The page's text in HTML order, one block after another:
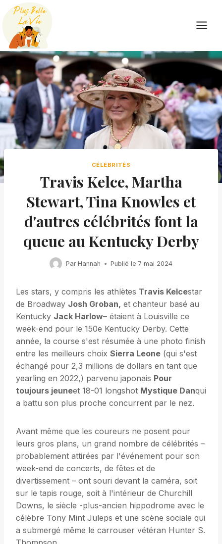
Skip
content
CÉLÉBRITÉS
Travis Kelce, Martha
Stewart, Tina Knowles et
d'autres célébrités font la
queue au Kentucky Derby
Par Hannah Publié le 7 mai 2024
Les stars, y compris les athlètes Travis Kelcestar
de Broadway Josh Groban, et chanteur basé au
Kentucky Jack Harlow– étaient à Louisville ce
week-end pour le 150e Kentucky Derby. Cette
année, la course s'est résumée à une photo finish
entre les meilleurs choix Sierra Leone (qui s'est
échangé pour 2,3 millions de dollars en tant que
yearling en 2022,) parvenu japonais Pour
toujours jeuneet 18-01 longshot Mystique Danqui
a battu son plus proche concurrent par le nez.
Avant même que les coureurs ne posent pour
leurs gros plans, un grand nombre de célébrités –
probablement attirées par l'événement pour son
week-end de concerts, de fêtes et de
divertissement – ​​ont souri devant la caméra, soit
sur le tapis rouge, soit à l'intérieur de Churchill
Downs, le siècle -plus-ancien hippodrome avec le
célèbre Tony Mint Juleps et une scène sociale qui
a submergé même le carrouser vétéran Hunter S.